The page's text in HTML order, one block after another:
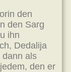
den
den Sarg
ihn
Dedalija
dann als
den er